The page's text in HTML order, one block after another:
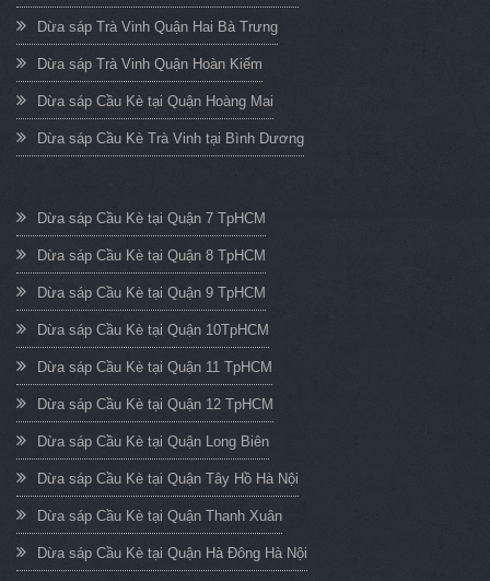
Dừa sáp Trà Vinh Quận Hai Bà Trưng
Dừa sáp Trà Vinh Quận Hoàn Kiếm
Dừa sáp Cầu Kè tại Quận Hoàng Mai
Dừa sáp Cầu Kè Trà Vinh tại Bình Dương
Dừa sáp Cầu Kè tại Quận 7 TpHCM
Dừa sáp Cầu Kè tại Quận 8 TpHCM
Dừa sáp Cầu Kè tại Quận 9 TpHCM
Dừa sáp Cầu Kè tại Quận 10TpHCM
Dừa sáp Cầu Kè tại Quận 11 TpHCM
Dừa sáp Cầu Kè tại Quận 12 TpHCM
Dừa sáp Cầu Kè tại Quận Long Biên
Dừa sáp Cầu Kè tại Quận Tây Hồ Hà Nội
Dừa sáp Cầu Kè tại Quận Thanh Xuân
Dừa sáp Cầu Kè tại Quận Hà Đông Hà Nội